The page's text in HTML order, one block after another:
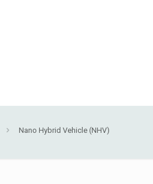
Nano Hybrid Vehicle (NHV)